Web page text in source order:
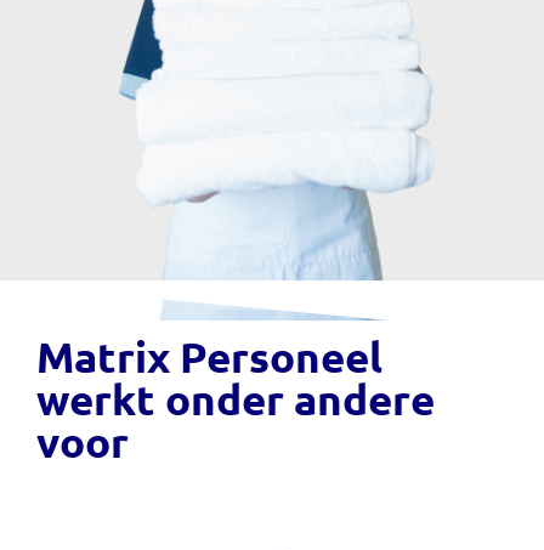
Matrix Personeel
werkt onder andere
voor